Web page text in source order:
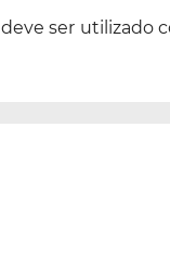
ser utilizado